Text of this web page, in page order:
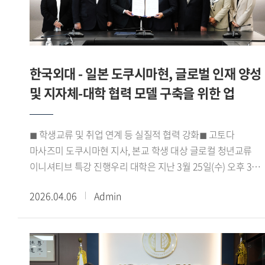
기부 활동을 지속하고 있다.우리 대학은 1954년 개교 이래 전
세계 45개 언어를 교육하는 세계적 수준의 외국어
교육기관으로 자리매김해 왔으며, 최근에는 AI 데이터 등 첨단
지속적으로 확대해 나가고 있다.출처 : HUFS Today
수상했다.강기훈 총장은 외대 축구부 창립 50주년을 맞아
결승에 오른 두 팀 모두에 축하를 보낸다 며 페어플레이 정신
속에서 멋진 경기를 펼쳐준 선수들에게 감사드리며, 무엇보다
주장 이종욱 학생은 응원해주신 학우 여러분께 진심으로
감사드린다 며 2016년 우승 이후 10년 만에 다시 정상에 올라
매우 기쁘고, 앞으로도 강팀의 전통을 이어갈 수 있도록
노력하겠다 고 소감을 전했다.출처 : HUFS Today
한국외대 - 일본 도쿠시마현, 글로벌 인재 양성
및 지자체-대학 협력 모델 구축을 위한 업
◼ 학생교류 및 취업 연계 등 실질적 협력 강화◼ 고토다
마사즈미 도쿠시마현 지사, 본교 학생 대상 글로컬 청년교류
이니셔티브 특강 진행우리 대학은 지난 3월 25일(수) 오후 3시,
고토다 마사즈미와 상호 교류 및 협력 증진을 위한 업무협정을
체결했다. 이날 협정식에는 강기훈 총장을 비롯하여 전학선
서울부총장, 김민정 대외부총장이 참석해 협약에 의미를
더했으며, 행사를 주관한 양재완 국제교류처장과 신근혜
2026.04.06 Admin